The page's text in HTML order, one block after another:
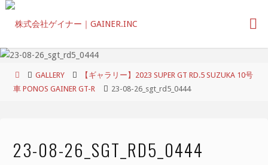
コ
ン
ホ
ー
GALLERY
【ギャラリー】2023 SUPER GT RD.5 SUZUKA 10号
車 PONOS GAINER GT-R
23-08-26_sgt_rd5_0444
23-08-26_SGT_RD5_0444